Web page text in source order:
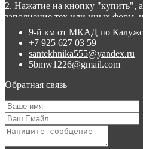
2. Нажатие на кнопку "купить",
заполнение тех или иных форм,
сайта никаких обязательств.
3. Присланное по e-mail
заполненной формы заявки на
сообщение потребителя или
стороны владельцев сайта.
4. Все материалы, размещенные
собственностью владельцев
организаций, с которыми у
о размещении материалов.
может повлечь за собой
9-й км от МКАД по
+7 925 627 03 59
santekhnika555@yandex.ru
5bmw1226@gmail.com
Обратная связь